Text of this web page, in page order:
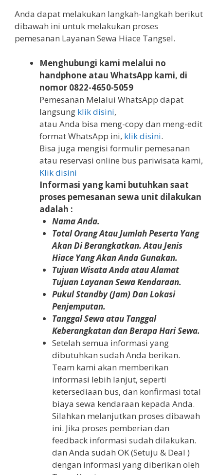
Anda dapat melakukan langkah-langkah berikut
dibawah ini untuk melakukan proses
pemesanan Layanan Sewa Hiace Tangsel.
Menghubungi kami melalui no
handphone atau WhatsApp kami, di
nomor 0822-4650-5059
Pemesanan Melalui WhatsApp dapat
langsung klik disini,
atau Anda bisa meng-copy dan meng-edit
format WhatsApp ini, klik disini.
Bisa juga mengisi formulir pemesanan
atau reservasi online bus pariwisata kami,
Klik disini
Informasi yang kami butuhkan saat
proses pemesanan sewa unit dilakukan
adalah :
Nama Anda.
Total Orang Atau Jumlah Peserta Yang
Akan Di Berangkatkan. Atau Jenis
Hiace Yang Akan Anda Gunakan.
Tujuan Wisata Anda atau Alamat
Tujuan Layanan Sewa Kendaraan.
Pukul Standby (Jam) Dan Lokasi
Penjemputan.
Tanggal Sewa atau Tanggal
Keberangkatan dan Berapa Hari Sewa.
Setelah semua informasi yang
dibutuhkan sudah Anda berikan.
Team kami akan memberikan
informasi lebih lanjut, seperti
ketersediaan bus, dan konfirmasi total
biaya sewa kendaraan kepada Anda.
Silahkan melanjutkan proses dibawah
ini. Jika proses pemberian dan
feedback informasi sudah dilakukan.
dan Anda sudah OK (Setuju & Deal )
dengan informasi yang diberikan oleh